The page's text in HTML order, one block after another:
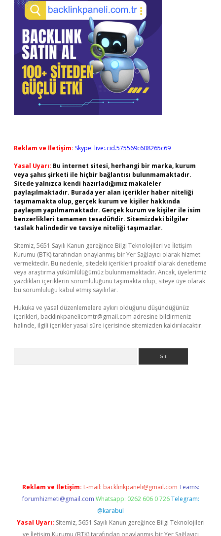
Reklam ve İletişim: Skype: live:.cid.575569c608265c69
Yasal Uyarı: Bu internet sitesi, herhangi bir marka, kurum
veya şahıs şirketi ile hiçbir bağlantısı bulunmamaktadır.
Sitede yalnızca kendi hazırladığımız makaleler
paylaşılmaktadır. Burada yer alan içerikler haber niteliği
taşımamakta olup, gerçek kurum ve kişiler hakkında
paylaşım yapılmamaktadır. Gerçek kurum ve kişiler ile isim
benzerlikleri tamamen tesadüfidir. Sitemizdeki bilgiler
taslak halindedir ve tavsiye niteliği taşımazlar.
Sitemiz, 5651 Sayılı Kanun gereğince Bilgi Teknolojileri ve İletişim
Kurumu (BTK) tarafından onaylanmış bir Yer Sağlayıcı olarak hizmet
vermektedir. Bu nedenle, sitedeki içerikleri proaktif olarak denetleme
veya araştırma yükümlülüğümüz bulunmamaktadır. Ancak, üyelerimiz
yazdıkları içeriklerin sorumluluğunu taşımakta olup, siteye üye olarak
bu sorumluluğu kabul etmiş sayılırlar.
Hukuka ve yasal düzenlemelere aykırı olduğunu düşündüğünüz
içerikleri, backlinkpanelicomtr@gmail.com adresine bildirmeniz
halinde, ilgili içerikler yasal süre içerisinde sitemizden kaldırılacaktır.
Reklam ve İletişim: E-mail: backlinkpaneli@gmail.com Teams:
forumhizmeti@gmail.com Whatsapp: 0262 606 0 726 Telegram:
@karabul
Yasal Uyarı: Sitemiz, 5651 Sayılı Kanun gereğince Bilgi Teknolojileri
ve İletişim Kurumu (BTK) tarafından onaylanmış bir Yer Sağlayıcı